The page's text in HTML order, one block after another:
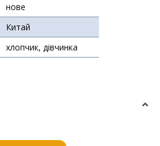
нове
Китай
хлопчик, дівчинка